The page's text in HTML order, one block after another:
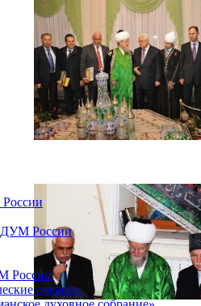
России
России
очерки»